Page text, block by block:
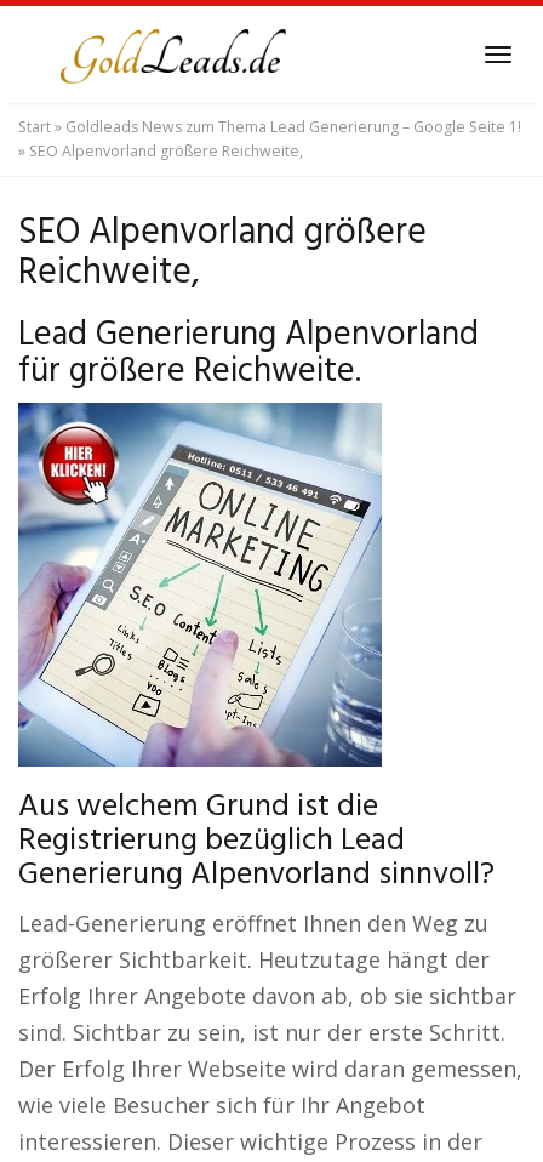
content
Start» Goldleads News zum Thema Lead Generierung – Google Seite 1!
» SEO Alpenvorland größere Reichweite,
SEO Alpenvorland größere
Reichweite,
Lead Generierung Alpenvorland
für größere Reichweite.
Aus welchem Grund ist die
Registrierung bezüglich Lead
Generierung Alpenvorland sinnvoll?
Lead-Generierung eröffnet Ihnen den Weg zu
größerer Sichtbarkeit. Heutzutage hängt der
Erfolg Ihrer Angebote davon ab, ob sie sichtbar
sind. Sichtbar zu sein, ist nur der erste Schritt.
Der Erfolg Ihrer Webseite wird daran gemessen,
wie viele Besucher sich für Ihr Angebot
interessieren. Dieser wichtige Prozess in der